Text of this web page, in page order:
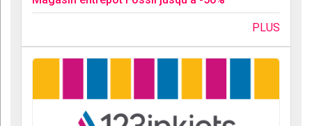
PLUS